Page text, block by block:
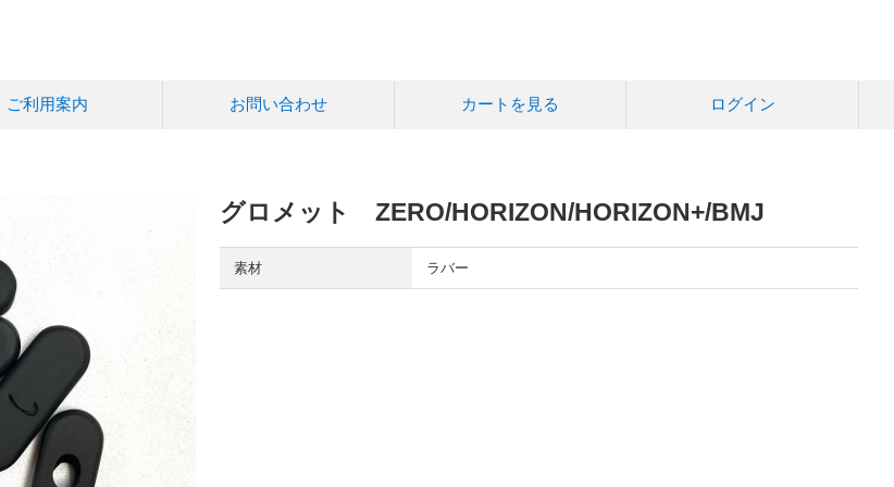
ご利用案内 お問い合わせ カートを見る ログイン
グロメット ZERO/HORIZON/HORIZON+/BMJ
素材 ラバー